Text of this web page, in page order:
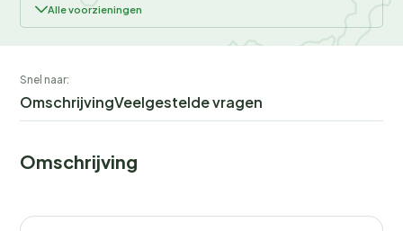
Alle voorzieningen
Snel naar:
OmschrijvingVeelgestelde vragen
Omschrijving